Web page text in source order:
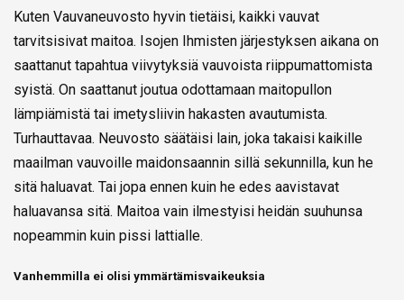
Kuten Vauvaneuvosto hyvin tietäisi, kaikki vauvat
tarvitsisivat maitoa. Isojen Ihmisten järjestyksen aikana on
saattanut tapahtua viivytyksiä vauvoista riippumattomista
syistä. On saattanut joutua odottamaan maitopullon
lämpiämistä tai imetysliivin hakasten avautumista.
Turhauttavaa. Neuvosto säätäisi lain, joka takaisi kaikille
maailman vauvoille maidonsaannin sillä sekunnilla, kun he
sitä haluavat. Tai jopa ennen kuin he edes aavistavat
haluavansa sitä. Maitoa vain ilmestyisi heidän suuhunsa
nopeammin kuin pissi lattialle.
Vanhemmilla ei olisi ymmärtämisvaikeuksia